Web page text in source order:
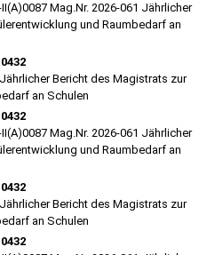
Mag.Nr. 2026-061 Jährlicher
und Raumbedarf an
Bericht des Magistrats zur
an Schulen
Mag.Nr. 2026-061 Jährlicher
und Raumbedarf an
Bericht des Magistrats zur
an Schulen